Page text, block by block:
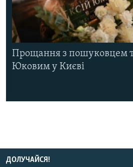
Прощання з пошуковцем
Юковим у Києві
ДОЛУЧАЙСЯ!